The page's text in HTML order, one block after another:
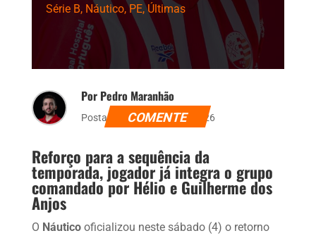
Série B, Náutico,PE,Últimas
Por Pedro Maranhão
Postado dia 5 de julho de 2026
COMENTE
Reforço para a sequência da
temporada, jogador já integra o grupo
comandado por Hélio e Guilherme dos
Anjos
O Náuticooficializou neste sábado (4) o retorno